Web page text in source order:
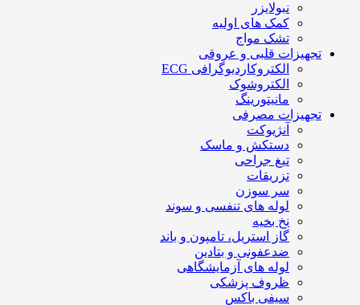
نبولایزر
کمک های اولیه
تشک مواج
تجهیزات قلبی و عروقی
الکتروکاردیوگرافی ECG
الکتروشوک
مانیتورینگ
تجهیزات مصرفی
آنژیوکت
دستکش و ماسک
تیغ جراحی
تزریقات
سر سوزن
لوله های تنفسی و سوند
نخ بخیه
گاز استریل، تامپون و باند
ضدعفونی و بتادین
لوله های آزمایشگاهی
ظروف پزشکی
سیفی باکس